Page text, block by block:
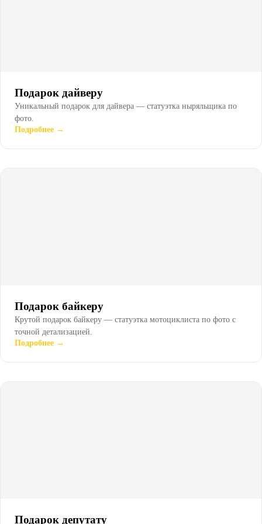
Подарок дайверу
Уникальный подарок для дайвера — статуэтка ныряльщика по
фото.
Подробнее →
Подарок байкеру
Крутой подарок байкеру — статуэтка мотоциклиста по фото с
точной детализацией.
Подробнее →
Подарок депутату